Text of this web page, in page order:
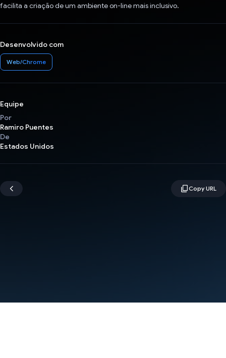
facilita a criação de um ambiente on-line mais inclusivo.
Desenvolvido com
Web/Chrome
Equipe
Por
Ramiro Puentes
De
Estados Unidos